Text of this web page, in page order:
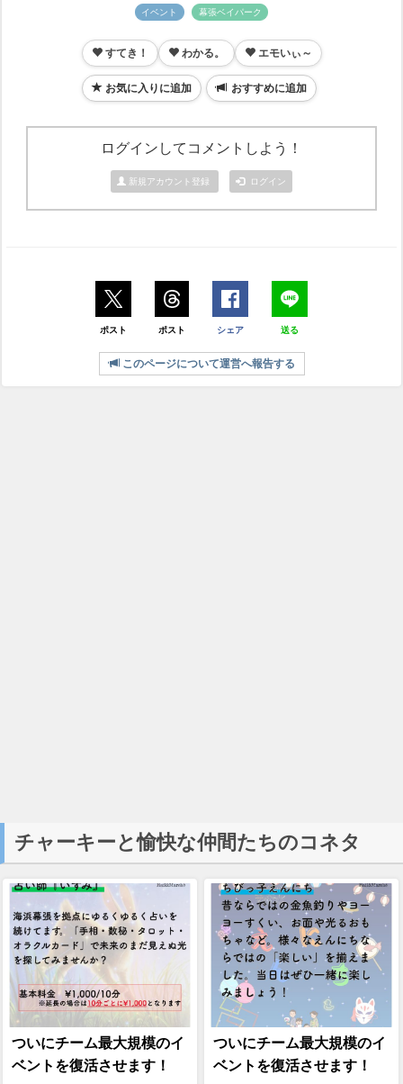
イベント 幕張ベイパーク
すてき！ わかる。 エモいぃ～
お気に入りに追加 おすすめに追加
ログインしてコメントしよう！
新規アカウント登録 ログイン
ポスト ポスト シェア 送る
このページについて運営へ報告する
チャーキーと愉快な仲間たちのコネタ
ついにチーム最大規模のイ
ベントを復活させます！
ついにチーム最大規模のイ
ベントを復活させます！